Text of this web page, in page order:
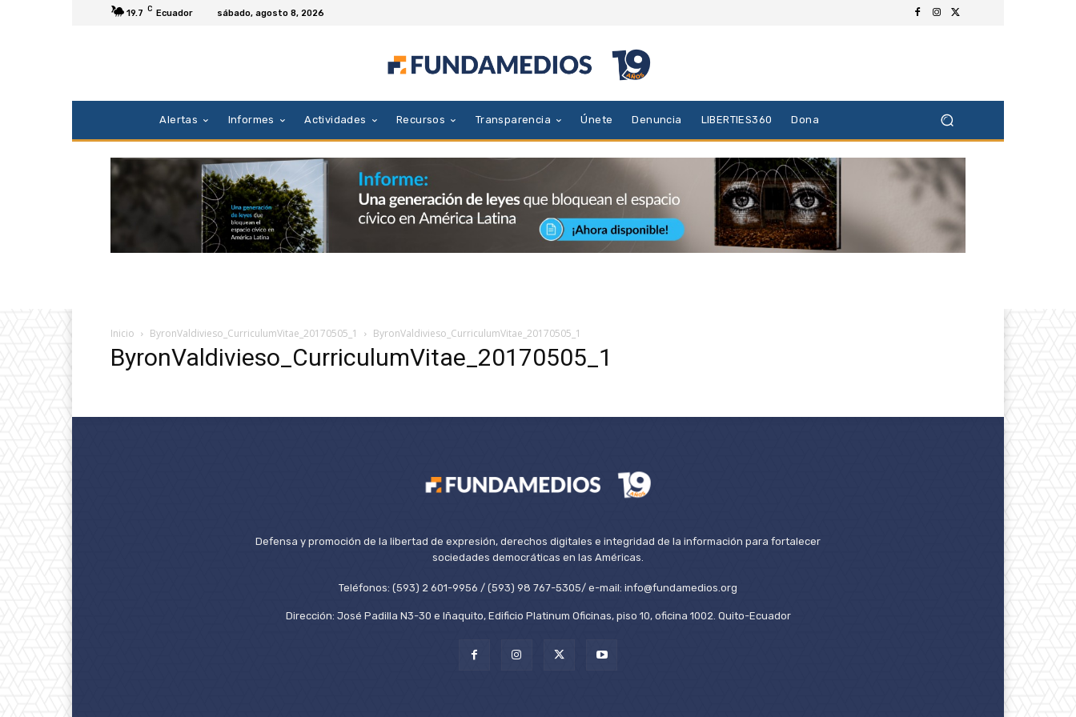
19.7 C Ecuador sábado, agosto 8, 2026
Alertas Informes Actividades Recursos Transparencia Únete Denuncia LIBERTIES360 Dona
Inicio ByronValdivieso_CurriculumVitae_20170505_1 ByronValdivieso_CurriculumVitae_20170505_1
ByronValdivieso_CurriculumVitae_20170505_1
Defensa y promoción de la libertad de expresión, derechos digitales e integridad de la información para fortalecer
sociedades democráticas en las Américas.
Teléfonos: (593) 2 601-9956 / (593) 98 767-5305/ e-mail: info@fundamedios.org
Dirección: José Padilla N3-30 e Iñaquito, Edificio Platinum Oficinas, piso 10, oficina 1002. Quito-Ecuador